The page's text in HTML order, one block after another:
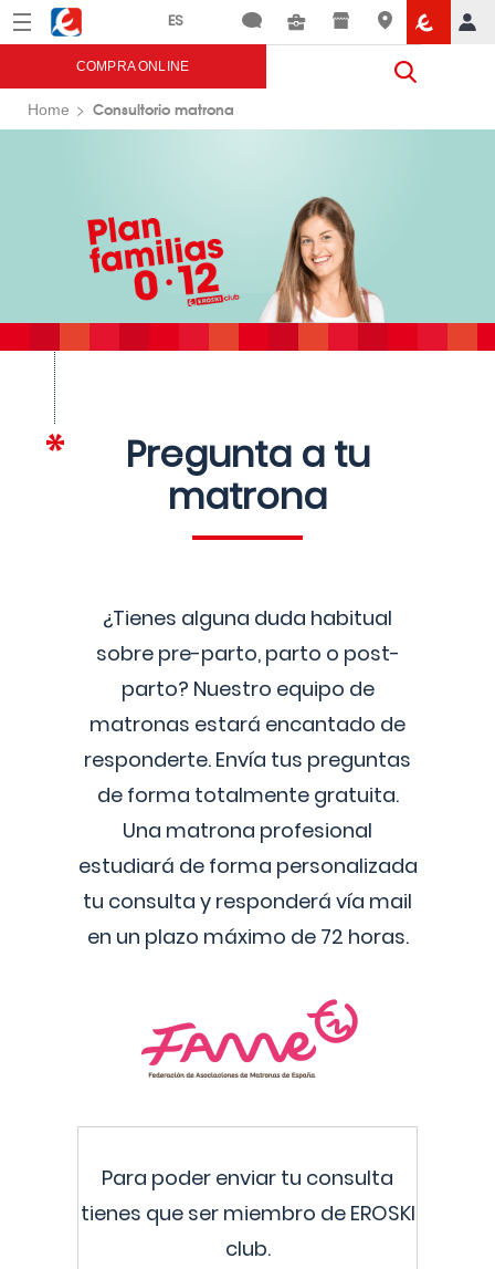
Menú Eroski
COMPRA ONLINE
Home Consultorio matrona
Pregunta a tu
matrona
¿Tienes alguna duda habitual
sobre pre-parto, parto o post-
parto? Nuestro equipo de
matronas estará encantado de
responderte. Envía tus preguntas
de forma totalmente gratuita.
Una matrona profesional
estudiará de forma personalizada
tu consulta y responderá vía mail
en un plazo máximo de 72 horas.
Para poder enviar tu consulta
tienes que ser miembro de EROSKI
club.